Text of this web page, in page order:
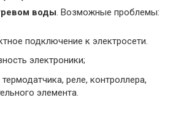
воды. Возможные проблемы:
подключение к электросети.
электроники;
реле, контроллера,
элемента.